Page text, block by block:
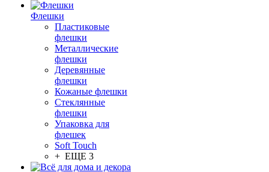
Флешки
Пластиковые
флешки
Металлические
флешки
Деревянные
флешки
Кожаные флешки
Стеклянные
флешки
Упаковка для
флешек
Soft Touch
+ ЕЩЕ 3